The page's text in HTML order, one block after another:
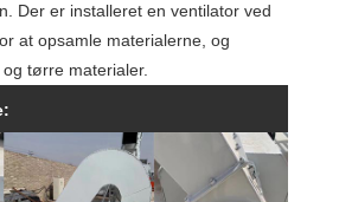
Der er installeret en ventilator ved
at opsamle materialerne, og
tørre materialer.